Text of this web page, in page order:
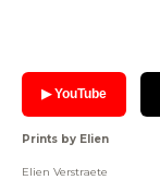
▶ YouTube
Prints by Elien
Elien Verstraete